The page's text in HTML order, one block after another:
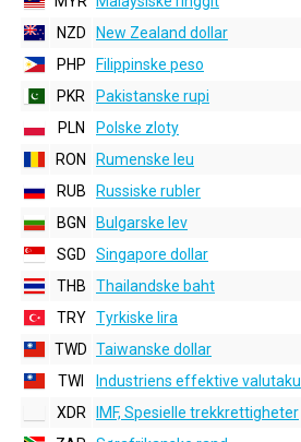
NZD
New Zealand dollar
PHP
Filippinske peso
PKR
Pakistanske rupi
PLN
Polske zloty
RON
Rumenske leu
RUB
Russiske rubler
BGN
Bulgarske lev
SGD
Singapore dollar
THB
Thailandske baht
TRY Tyrkiske lira
TWD Taiwanske dollar
TWI
Industriens effektive
XDR
IMF, Spesielle trekkrettigheter